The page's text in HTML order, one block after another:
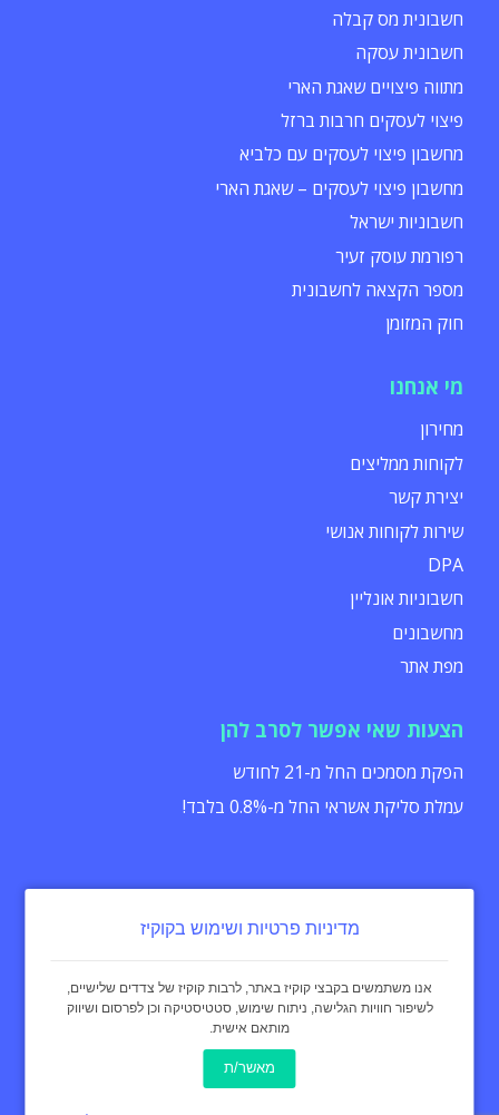
חשבונית מס קבלה
חשבונית עסקה
מתווה פיצויים שאגת הארי
פיצוי לעסקים חרבות ברזל
מחשבון פיצוי לעסקים עם כלביא
מחשבון פיצוי לעסקים – שאגת הארי
חשבוניות ישראל
רפורמת עוסק זעיר
מספר הקצאה לחשבונית
חוק המזומן
מי אנחנו
מחירון
לקוחות ממליצים
יצירת קשר
שירות לקוחות אנושי
DPA
חשבוניות אונליין
מחשבונים
מפת אתר
הצעות שאי אפשר לסרב להן
הפקת מסמכים החל מ-21 לחודש
עמלת סליקת אשראי החל מ-0.8% בלבד!
מדיניות פרטיות
באינטרנט Invoice4u
מדיניות פרטיות ושימוש בקוקיז
אנו משתמשים בקבצי קוקיז באתר, לרבות קוקיז של צדדים שלישיים,
לשיפור חוויות הגלישה, ניתוח שימוש, סטטיסטיקה וכן לפרסום ושיווק
מותאם אישית.
מאשר/ת